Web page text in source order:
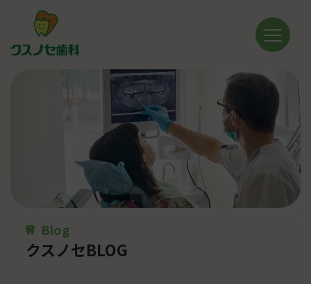
Blog
クスノセBLOG